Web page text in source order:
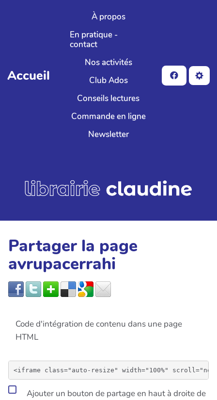
Aller au contenu principal
Accueil
À propos
En pratique -
contact
Nos activités
Club Ados
Conseils lectures
Commande en ligne
Newsletter
Partager la page
avrupacerrahi
Code d'intégration de contenu dans une page
HTML
Ajouter un bouton de partage en haut à droite de